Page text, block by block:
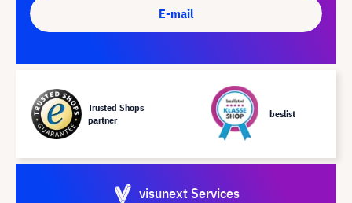
E-mail
Trusted Shops
partner
beslist
visunext Services